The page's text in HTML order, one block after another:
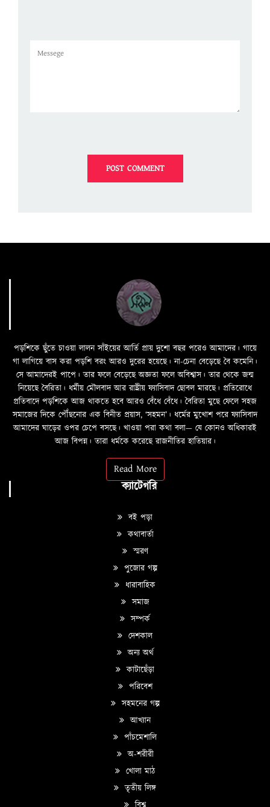
পড়শিকে ছুঁতে চাওয়া লালন সাঁইয়ের আর্তি প্রায় দুশো বছর পরেও আমাদের। গায়ে
গা লাগিয়ে বাস করা পড়শি বরং আরও দুরের হয়েছে। না-চেনা বেড়েছে বৈ কমেনি।
সে আমাদেরই পাপে। তার ফলে বেড়েছে অজ্ঞতা ফলে অবিশ্বাস। তার থেকে জন্ম
নিয়েছে বৈরিতা। ধর্মীয় মৌলবাদ আর রাষ্ট্রীয় ফ্যাসিবাদ ছোবল মারছে। প্রতিরোধে
প্রতিবাদে পড়শিকে আজ থাকতে হবে আরও বেঁধে বেঁধে। বৈরিতা মুছে ফেলে সহজ
সমাজের দিকে পৌঁছনোর এক বিনীত প্রয়াস, ‘সহমন’। ধর্মের মুখোশ পরে ফ্যাসিবাদ
আমাদের ঘাড়ের ওপর চেপে বসছে। খাওয়া পরা কথা বলা—­­ যে কোনও অধিকারই
আজ বিপন্ন। তারা ধর্মকে করেছে রাজনীতির হাতিয়ার।
Read More
ক্যাটেগরি
বই পড়া
কথাবার্তা
স্মরণ
পুজোর গল্প
ধারাবাহিক
সমাজ
সম্পর্ক
দেশকাল
অন্য অর্থ
কাটাছেঁড়া
পরিবেশ
সহমনের গল্প
আখ্যান
পাঁচমেশালি
অ-শরীরী
খোলা মাঠ
তৃতীয় লিঙ্গ